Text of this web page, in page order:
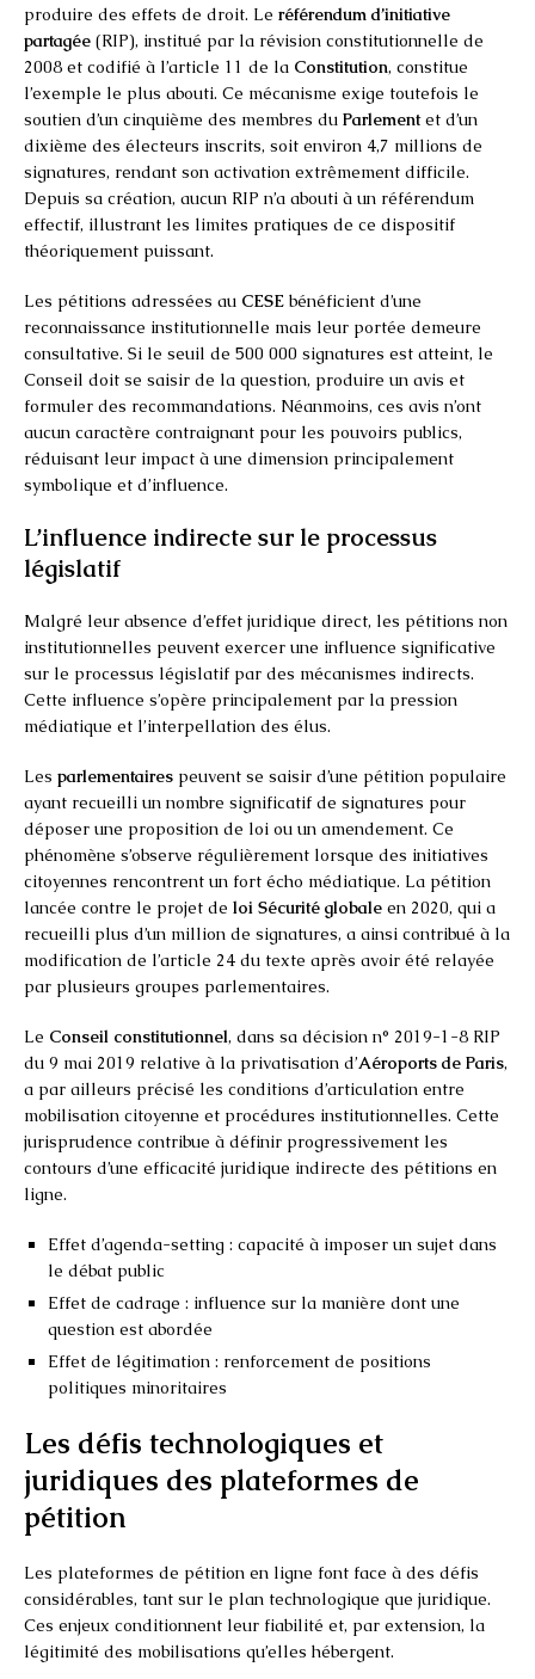
produire des effets de droit. Le référendum d’initiative
partagée (RIP), institué par la révision constitutionnelle de
2008 et codifié à l’article 11 de la Constitution, constitue
l’exemple le plus abouti. Ce mécanisme exige toutefois le
soutien d’un cinquième des membres du Parlementet d’un
dixième des électeurs inscrits, soit environ 4,7 millions de
signatures, rendant son activation extrêmement difficile.
Depuis sa création, aucun RIP n’a abouti à un référendum
effectif, illustrant les limites pratiques de ce dispositif
théoriquement puissant.
Les pétitions adressées au CESE bénéficient d’une
reconnaissance institutionnelle mais leur portée demeure
consultative. Si le seuil de 500 000 signatures est atteint, le
Conseil doit se saisir de la question, produire un avis et
formuler des recommandations. Néanmoins, ces avis n’ont
aucun caractère contraignant pour les pouvoirs publics,
réduisant leur impact à une dimension principalement
symbolique et d’influence.
L’influence indirecte sur le processus
législatif
Malgré leur absence d’effet juridique direct, les pétitions non
institutionnelles peuvent exercer une influence significative
sur le processus législatif par des mécanismes indirects.
Cette influence s’opère principalement par la pression
médiatique et l’interpellation des élus.
Les parlementaires peuvent se saisir d’une pétition populaire
ayant recueilli un nombre significatif de signatures pour
déposer une proposition de loi ou un amendement. Ce
phénomène s’observe régulièrement lorsque des initiatives
citoyennes rencontrent un fort écho médiatique. La pétition
lancée contre le projet de loi Sécurité globale en 2020, qui a
recueilli plus d’un million de signatures, a ainsi contribué à la
modification de l’article 24 du texte après avoir été relayée
par plusieurs groupes parlementaires.
Le Conseil constitutionnel, dans sa décision n° 2019-1-8 RIP
du 9 mai 2019 relative à la privatisation d’Aéroports de Paris,
a par ailleurs précisé les conditions d’articulation entre
mobilisation citoyenne et procédures institutionnelles. Cette
jurisprudence contribue à définir progressivement les
contours d’une efficacité juridique indirecte des pétitions en
ligne.
Effet d’agenda-setting : capacité à imposer un sujet dans
le débat public
Effet de cadrage : influence sur la manière dont une
question est abordée
Effet de légitimation : renforcement de positions
politiques minoritaires
Les défis technologiques et
juridiques des plateformes de
pétition
Les plateformes de pétition en ligne font face à des défis
considérables, tant sur le plan technologique que juridique.
Ces enjeux conditionnent leur fiabilité et, par extension, la
légitimité des mobilisations qu’elles hébergent.